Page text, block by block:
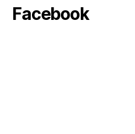
Facebook